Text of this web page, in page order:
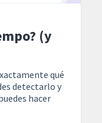
(y
qué
detectarlo y
hacer